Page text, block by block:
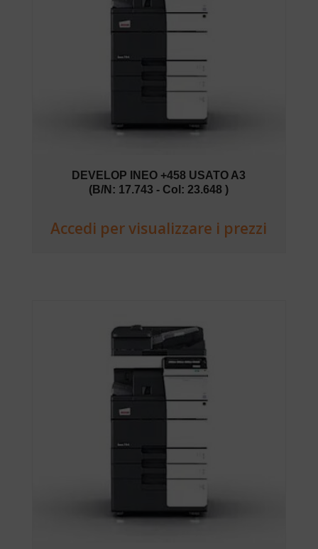
DEVELOP INEO +458 USATO A3
(B/N: 17.743 - Col: 23.648 )
Accedi per visualizzare i prezzi